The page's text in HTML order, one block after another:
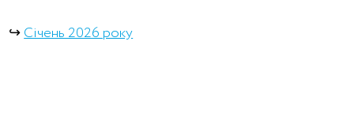
↪︎Січень 2026 року